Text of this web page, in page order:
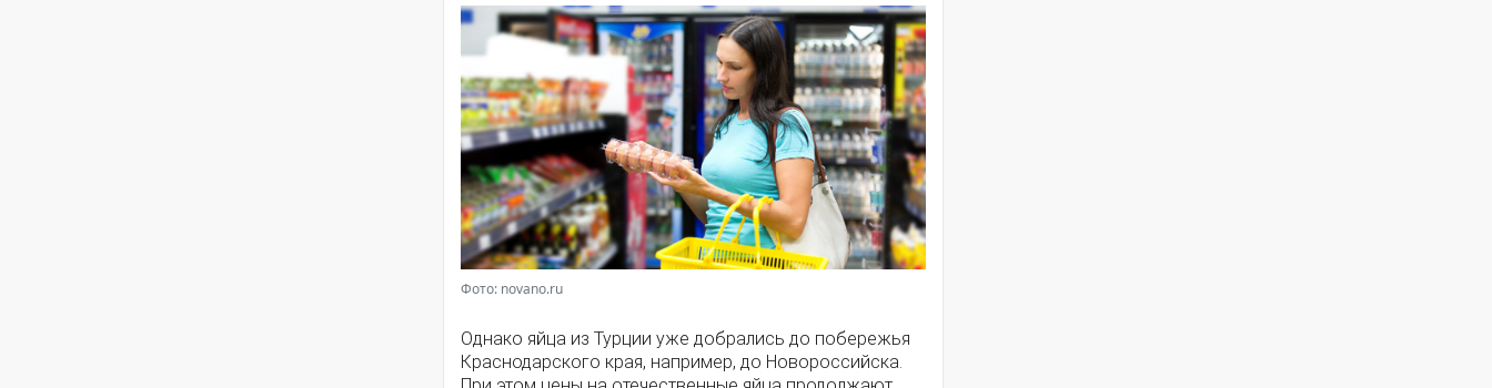
Фото: novano.ru
Однако яйца из Турции уже добрались до побережья
Краснодарского края, например, до Новороссийска.